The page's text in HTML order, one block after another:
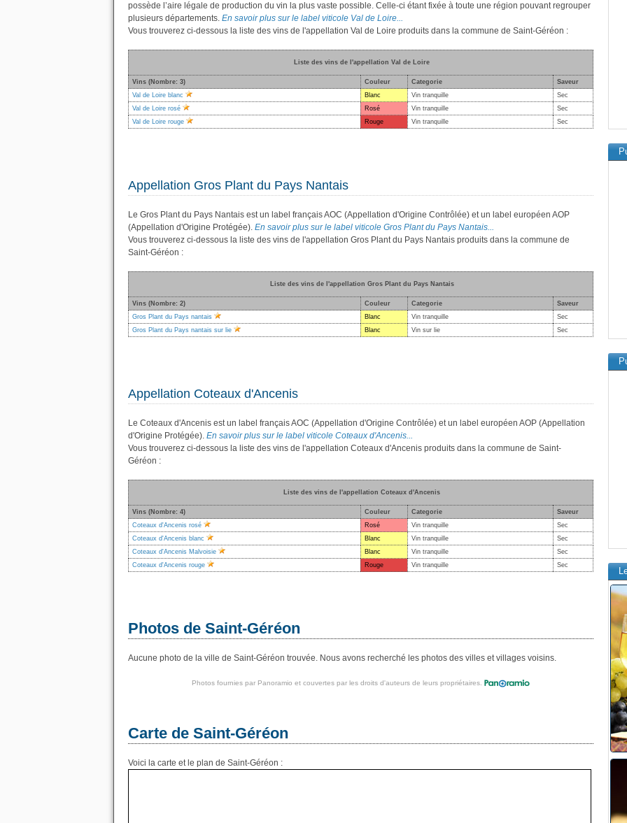
possède l’aire légale de production du vin la plus vaste possible. Celle-ci étant fixée à toute une région pouvant regrouper
plusieurs départements. En savoir plus sur le label viticole Val de Loire...
Vous trouverez ci-dessous la liste des vins de l'appellation Val de Loire produits dans la commune de Saint-Géréon :
Liste des vins de l'appellation Val de Loire
Vins (Nombre: 3) Couleur Categorie
Saveur
Val de Loire blanc
Blanc Vin tranquille
Sec
Val de Loire rosé
Rosé Vin tranquille
Sec
Val de Loire rouge
Rouge Vin tranquille Sec
Appellation Gros Plant du Pays Nantais
Le Gros Plant du Pays Nantais est un label français AOC (Appellation d'Origine Contrôlée) et un label européen AOP
(Appellation d'Origine Protégée). En savoir plus sur le label viticole Gros Plant du Pays Nantais...
Vous trouverez ci-dessous la liste des vins de l'appellation Gros Plant du Pays Nantais produits dans la commune de
Saint-Géréon :
Liste des vins de l'appellation Gros Plant du Pays Nantais
Vins (Nombre: 2) Couleur Categorie
Saveur
Gros Plant du Pays nantais
Blanc Vin tranquille
Sec
Gros Plant du Pays nantais sur lie
Blanc Vin sur lie Sec
Appellation Coteaux d'Ancenis
Le Coteaux d'Ancenis est un label français AOC (Appellation d'Origine Contrôlée) et un label européen AOP (Appellation
d'Origine Protégée). En savoir plus sur le label viticole Coteaux d'Ancenis...
Vous trouverez ci-dessous la liste des vins de l'appellation Coteaux d'Ancenis produits dans la commune de Saint-
Géréon :
Liste des vins de l'appellation Coteaux d'Ancenis
Vins (Nombre: 4) Couleur Categorie
Saveur
Coteaux d'Ancenis rosé
Rosé Vin tranquille
Sec
Coteaux d'Ancenis blanc
Blanc Vin tranquille
Sec
Coteaux d'Ancenis Malvoisie
Blanc Vin tranquille
Sec
Coteaux d'Ancenis rouge
Rouge Vin tranquille Sec
Photos de Saint-Géréon
Aucune photo de la ville de Saint-Géréon trouvée. Nous avons recherché les photos des villes et villages voisins.
Photos fournies par Panoramio et couvertes par les droits d'auteurs de leurs propriétaires.
Carte de Saint-Géréon
Voici la carte et le plan de Saint-Géréon :